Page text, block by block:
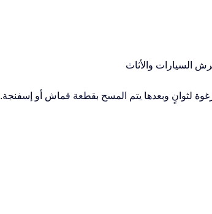
السيارات والأثاث
لثوانٍ وبعدها يتم المسح بقطعة قماش أو إسفنجة.